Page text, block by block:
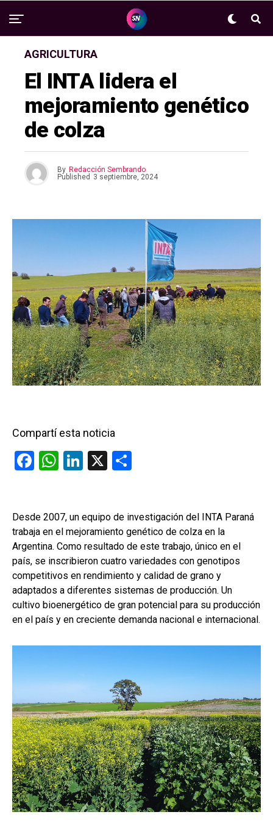
AGRICULTURA
El INTA lidera el
mejoramiento genético
de colza
By Redacción Sembrando
Published 3 septiembre, 2024
Compartí esta noticia
F
b
o
o
k
W
s
A
p
p
Li
dI
n
X
p
ar
tir
Desde 2007, un equipo de investigación del INTA Paraná
trabaja en el mejoramiento genético de colza en la
Argentina. Como resultado de este trabajo, único en el
país, se inscribieron cuatro variedades con genotipos
competitivos en rendimiento y calidad de grano y
adaptados a diferentes sistemas de producción. Un
cultivo bioenergético de gran potencial para su producción
en el país y en creciente demanda nacional e internacional.